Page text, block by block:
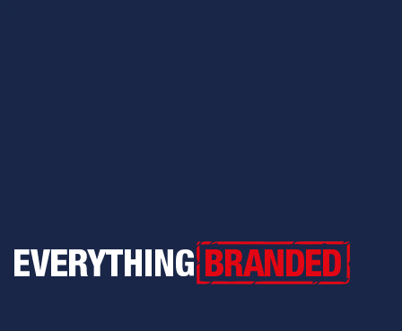
Everything Branded